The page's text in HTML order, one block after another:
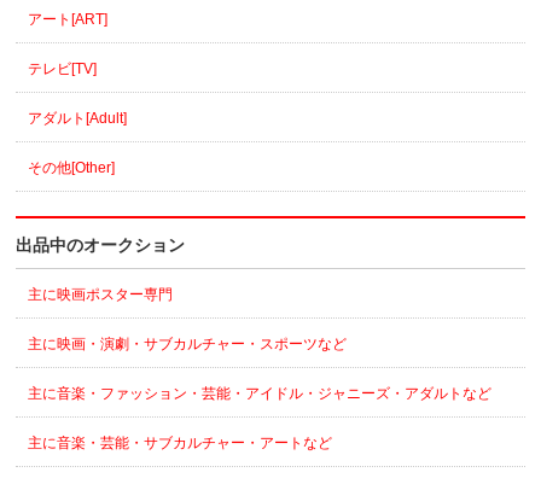
アート[ART]
テレビ[TV]
アダルト[Adult]
その他[Other]
出品中のオークション
主に映画ポスター専門
主に映画・演劇・サブカルチャー・スポーツなど
主に音楽・ファッション・芸能・アイドル・ジャニーズ・アダルトなど
主に音楽・芸能・サブカルチャー・アートなど